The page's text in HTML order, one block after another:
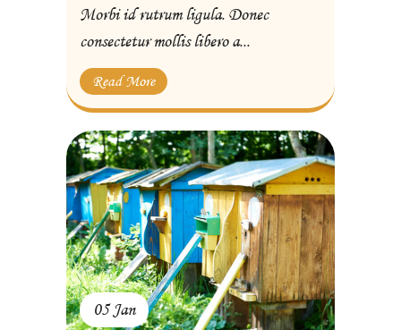
Morbi id rutrum ligula. Donec
consectetur mollis libero a...
Read More
05 Jan